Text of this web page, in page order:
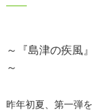
～『島津の疾風
～
昨年初夏、第一弾